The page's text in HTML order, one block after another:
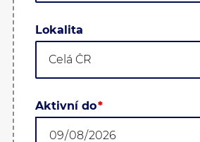
lokalita
Celá ČR
aktivní do